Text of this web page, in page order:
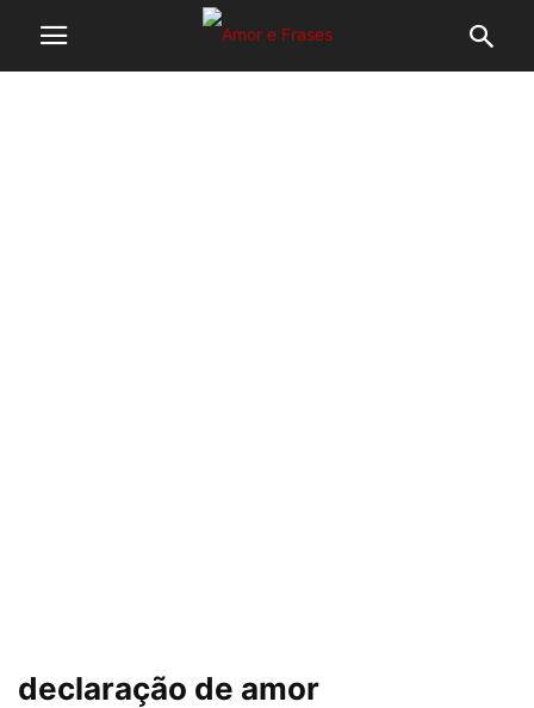
declaração de amor